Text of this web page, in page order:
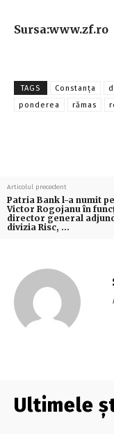
Sursa:www.zf.ro
TAGS Constanţa
ponderea
rămas
Articolul precedent
Patria Bank l-a numit
Victor Rogojanu în
director general
divizia Risc, …
Ultimele